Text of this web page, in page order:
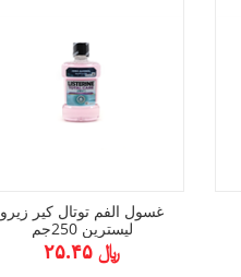
غسول الفم توتال كير زيرو
ليسترين 250جم
﷼ ۲۵.۴۵